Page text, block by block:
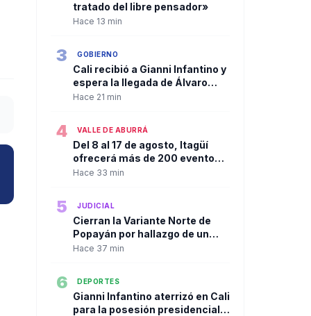
tratado del libre pensador»
Hace 13 min
3 GOBIERNO
Cali recibió a Gianni Infantino y
espera la llegada de Álvaro
Uribe tras la ausencia
Hace 21 min
4 VALLE DE ABURRÁ
Del 8 al 17 de agosto, Itagüí
ofrecerá más de 200 eventos
gratuitos para habitantes y
Hace 33 min
5 JUDICIAL
Cierran la Variante Norte de
Popayán por hallazgo de un
cilindro sospechoso;
Hace 37 min
6 DEPORTES
Gianni Infantino aterrizó en Cali
para la posesión presidencial.